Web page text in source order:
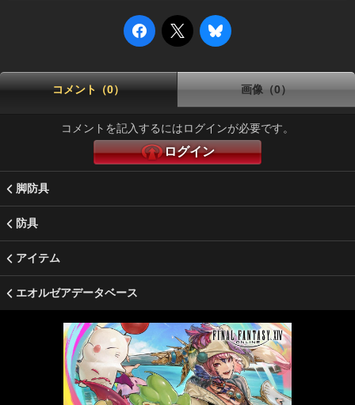
コメント（0） 画像（0）
コメントを記入するにはログインが必要です。
ログイン
脚防具
防具
アイテム
エオルゼアデータベース